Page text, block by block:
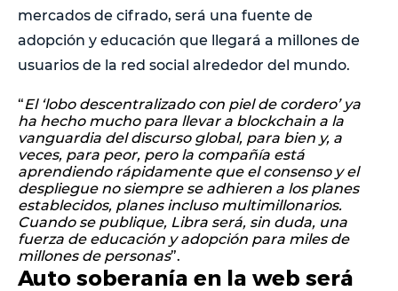
mercados de cifrado, será una fuente de
adopción y educación que llegará a millones de
usuarios de la red social alrededor del mundo.
“El ‘lobo descentralizado con piel de cordero’ ya
ha hecho mucho para llevar a blockchain a la
vanguardia del discurso global, para bien y, a
veces, para peor, pero la compañía está
aprendiendo rápidamente que el consenso y el
despliegue no siempre se adhieren a los planes
establecidos, planes incluso multimillonarios.
Cuando se publique, Libra será, sin duda, una
fuerza de educación y adopción para miles de
millones de personas”.
Auto soberanía en la web será